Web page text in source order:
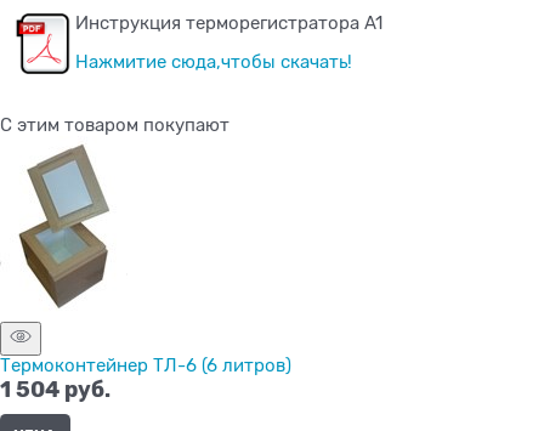
Инструкция терморегистратора A1
Нажмитие сюда,чтобы скачать!
C этим товаром покупают
Термоконтейнер ТЛ-6 (6 литров)
1 504 руб.